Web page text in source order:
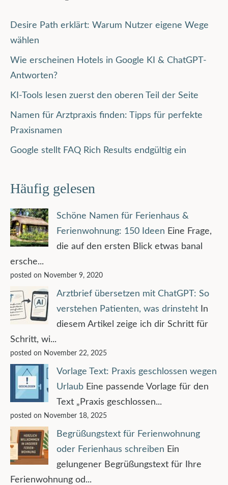
Desire Path erklärt: Warum Nutzer eigene Wege
wählen
Wie erscheinen Hotels in Google KI & ChatGPT-
Antworten?
KI-Tools lesen zuerst den oberen Teil der Seite
Namen für Arztpraxis finden: Tipps für perfekte
Praxisnamen
Google stellt FAQ Rich Results endgültig ein
Häufig gelesen
Schöne Namen für Ferienhaus &
Ferienwohnung: 150 Ideen Eine Frage,
die auf den ersten Blick etwas banal
ersche...
posted on November 9, 2020
Arztbrief übersetzen mit ChatGPT: So
verstehen Patienten, was drinsteht
In
diesem Artikel zeige ich dir Schritt für
Schritt, wi...
posted on November 22, 2025
Vorlage Text: Praxis geschlossen wegen
Urlaub Eine passende Vorlage für den
Text „Praxis geschlossen...
posted on November 18, 2025
Begrüßungstext für Ferienwohnung
oder Ferienhaus schreiben Ein
gelungener Begrüßungstext für Ihre
Ferienwohnung od...